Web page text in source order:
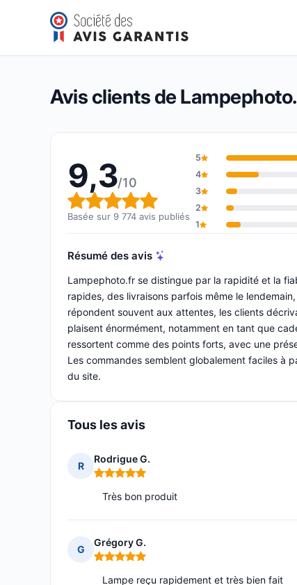
Lampephoto.fr
Note globale : 9,3 sur 10
9,3/10(9 774 avis)
Avis clients de
9,3/10
Note globale : 9,3 sur 10
Basée sur 9 774 avis publiés
5
4
3
2
1
Résumé des avis
Lampephoto.fr se distingue par la rapidité et la
rapides, des livraisons parfois même le
répondent souvent aux attentes, les clients
plaisent énormément, notamment en tant que
ressortent comme des points forts, avec une
Les commandes semblent globalement faciles à
du site.
Tous les avis
R
Rodrigue G.
Note : 5 sur 5
Très bon produit
G
Grégory G.
Note : 5 sur 5
Lampe reçu rapidement et très bien fait